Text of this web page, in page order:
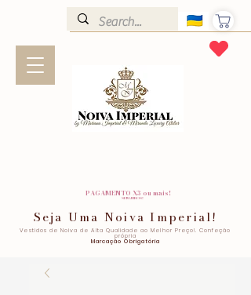
PAGAMENTO X3 ou mais!
SEM JUROS!
Seja Uma Noiva Imperial!
Vestidos de Noiva de Alta Qualidade ao Melhor Preço!. Confeção
própria
Marcação Obrigatória